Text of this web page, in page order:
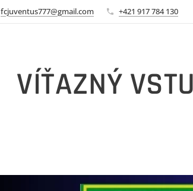
fcjuventus777@gmail.com +421 917 784 130
VÍŤAZNÝ